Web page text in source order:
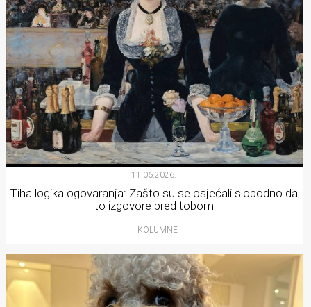
11.06.2026.
Tiha logika ogovaranja: Zašto su se osjećali slobodno da
to izgovore pred tobom
KOLUMNE